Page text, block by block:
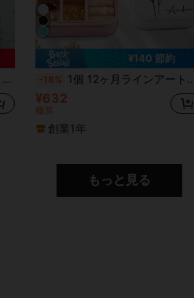
¥140 節約
-18% 1個 12ヶ月ラインアートフラワー、鏡付きパーソナライズドジュエリーボックス、イニシャル、カスタムネームPUスクエアジュエリーボックスギフト、トラベルレザーリングボックス、カスタマイズジュエリー収納ボックス、女性の母の日ギフト、親友。
¥632
概算
創業1年
もっと見る